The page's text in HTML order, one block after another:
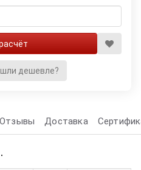
дешевле?
Отзывы Доставка